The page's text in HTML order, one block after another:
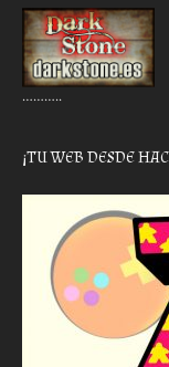
………..
¡TU WEB DESDE